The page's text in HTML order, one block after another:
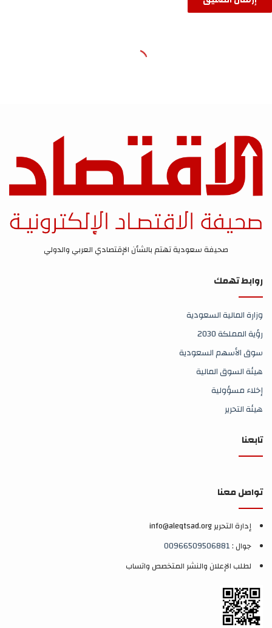
صحيفة سعودية تهتم بالشأن الإقتصادي العربي والدولي
روابط تهمك
وزارة المالية السعودية
رؤية المملكة 2030
سوق الأسهم السعودية
هيئة السوق المالية
إخلاء مسؤولية
هيئة التحرير
تابعنا
تواصل معنا
إدارة التحرير info@aleqtsad.org
جوال :00966509506881
لطلب الإعلان والنشر المتخصص واتساب